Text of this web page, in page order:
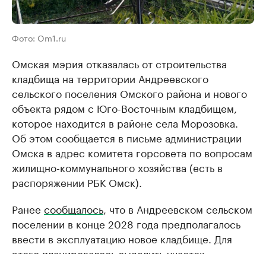
Фото: Om1.ru
Омская мэрия отказалась от строительства
кладбища на территории Андреевского
сельского поселения Омского района и нового
объекта рядом с Юго-Восточным кладбищем,
которое находится в районе села Морозовка.
Об этом сообщается в письме администрации
Омска в адрес комитета горсовета по вопросам
жилищно-коммунального хозяйства (есть в
распоряжении РБК Омск).
Ранее сообщалось, что в Андреевском сельском
поселении в конце 2028 года предполагалось
ввести в эксплуатацию новое кладбище. Для